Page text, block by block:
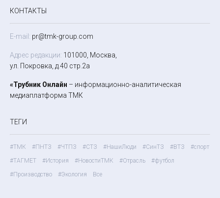
КОНТАКТЫ
E-mail: pr@tmk-group.com
Адрес редакции: 101000, Москва,
ул. Покровка, д.40 стр.2а
«Трубник Онлайн – информационно-аналитическая
медиаплатформа ТМК
ТЕГИ
#ТМК #ПНТЗ #ЧТПЗ #СТЗ #НашиЛюди #СинТЗ #ВТЗ
#спорт
#ТАГМЕТ
#История #НовостиТМК #Отрасль
#футбол
#Производство
#Экология Все